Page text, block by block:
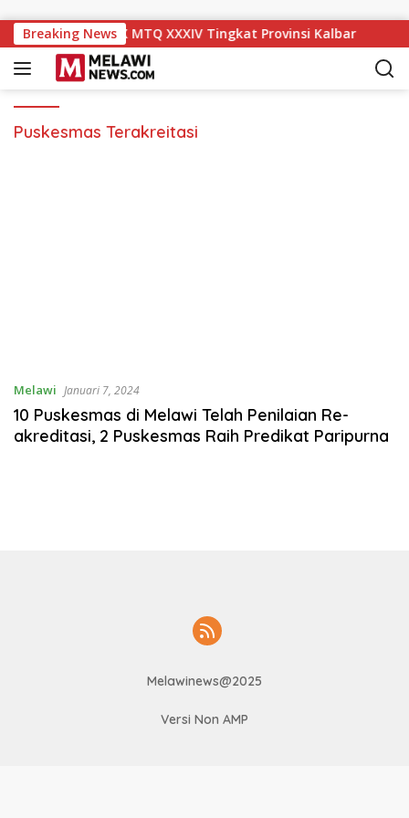
Breaking News
ke Peringkat IX MTQ XXXIV Tingkat Provinsi Kalbar
Puskesmas Terakreitasi
Melawi Januari 7, 2024
10 Puskesmas di Melawi Telah Penilaian Re-
akreditasi, 2 Puskesmas Raih Predikat Paripurna
Melawinews@2025
Versi Non AMP